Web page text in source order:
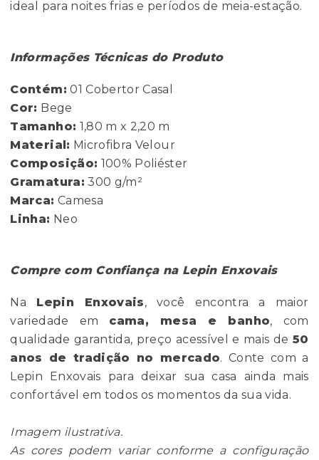
ideal para noites frias e períodos de meia-estação.
Informações Técnicas do Produto
Contém: 01 Cobertor Casal
Cor: Bege
Tamanho: 1,80 m x 2,20 m
Material: Microfibra Velour
Composição: 100% Poliéster
Gramatura: 300 g/m²
Marca: Camesa
Linha: Neo
Compre com Confiança na Lepin Enxovais
Na Lepin Enxovais, você encontra a maior
variedade em cama, mesa e banho, com
qualidade garantida, preço acessível e mais de 50
anos de tradição no mercado. Conte com a
Lepin Enxovais para deixar sua casa ainda mais
confortável em todos os momentos da sua vida.
Imagem ilustrativa.
As cores podem variar conforme a configuração